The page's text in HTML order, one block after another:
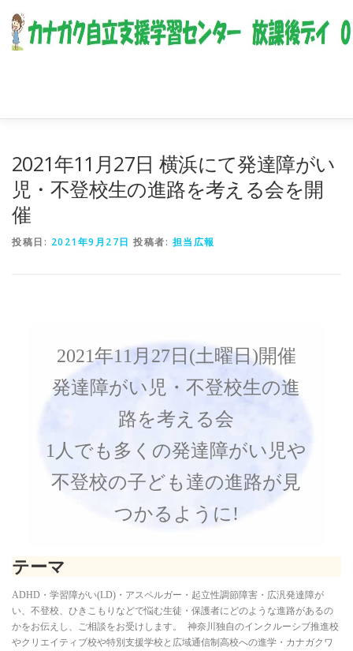
2021年11月27日 横浜にて発達障がい
児・不登校生の進路を考える会を開
催
投稿日: 2021年9月27日 投稿者: 担当広報
2021年11月27日(土曜日)開催
発達障がい児・不登校生の進
路を考える会
1人でも多くの発達障がい児や
不登校の子ども達の進路が見
つかるように!
テーマ
ADHD・学習障がい(LD)・アスペルガー・起立性調節障害・広汎発達障が
い、不登校、ひきこもりなどで悩む生徒・保護者にどのような進路があるの
かをお伝えし、ご相談をお受けします。 神奈川独自のインクルーシブ推進校
やクリエイティブ校や特別支援学校と広域通信制高校への進学・カナガクワ